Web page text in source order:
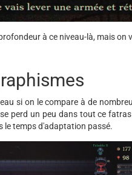
à ce niveau-là, mais on
si on le compare à de
perd un peu dans tout ce
le temps d'adaptation passé.